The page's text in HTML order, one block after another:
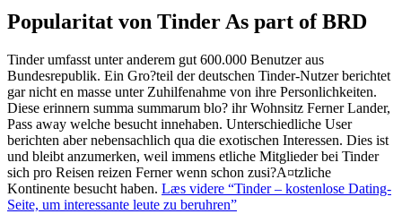
Popularitat von Tinder As part of BRD
Tinder umfasst unter anderem gut 600.000 Benutzer aus
Bundesrepublik. Ein Gro?teil der deutschen Tinder-Nutzer berichtet
gar nicht en masse unter Zuhilfenahme von ihre Personlichkeiten.
Diese erinnern summa summarum blo? ihr Wohnsitz Ferner Lander,
Pass away welche besucht innehaben. Unterschiedliche User
berichten aber nebensachlich qua die exotischen Interessen. Dies ist
und bleibt anzumerken, weil immens etliche Mitglieder bei Tinder
sich pro Reisen reizen Ferner wenn schon zusi?A¤tzliche
Kontinente besucht haben. Læs videre “Tinder – kostenlose Dating-
Seite, um interessante leute zu beruhren”